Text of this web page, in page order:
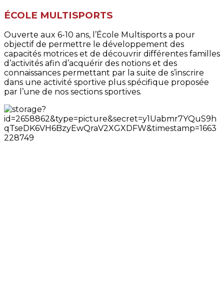
ÉCOLE MULTISPORTS
Ouverte aux 6-10 ans, l’École Multisports a pour
objectif de permettre le développement des
capacités motrices et de découvrir différentes familles
d’activités afin d’acquérir des notions et des
connaissances permettant par la suite de s’inscrire
dans une activité sportive plus spécifique proposée
par l’une de nos sections sportives.